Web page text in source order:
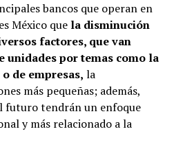
bancos que operan en
México que la disminución
factores, que van
unidades por temas como la
de empresas, la
más pequeñas; además,
futuro tendrán un enfoque
y más relacionado a la